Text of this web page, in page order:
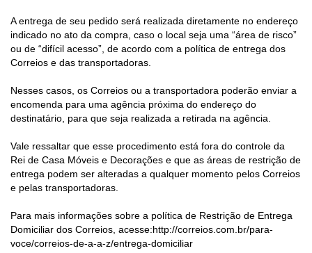
A entrega de seu pedido será realizada diretamente no endereço
indicado no ato da compra, caso o local seja uma “área de risco”
ou de “difícil acesso”, de acordo com a política de entrega dos
Correios e das transportadoras.
Nesses casos, os Correios ou a transportadora poderão enviar a
encomenda para uma agência próxima do endereço do
destinatário, para que seja realizada a retirada na agência.
Vale ressaltar que esse procedimento está fora do controle da
Rei de Casa Móveis e Decorações e que as áreas de restrição de
entrega podem ser alteradas a qualquer momento pelos Correios
e pelas transportadoras.
Para mais informações sobre a política de Restrição de Entrega
Domiciliar dos Correios, acesse:http://correios.com.br/para-
voce/correios-de-a-a-z/entrega-domiciliar